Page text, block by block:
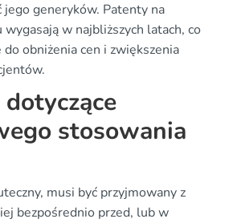
jego generyków. Patenty na
w najbliższych latach, co
do obniżenia cen i zwiększenia
stosowania
musi być przyjmowany z
bezpośrednio przed, lub w